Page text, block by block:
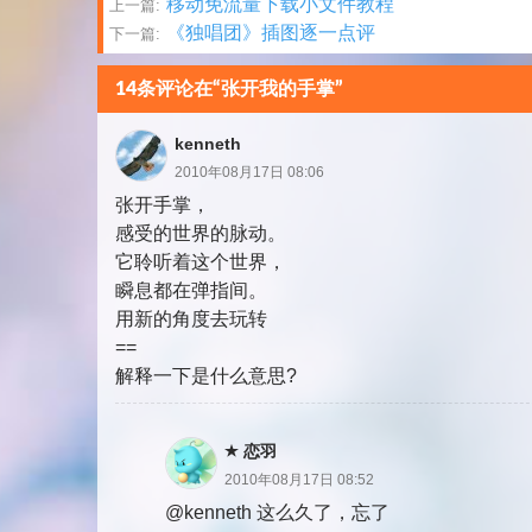
文
章
分
页
上一篇: 移动免流量下载小文件教程
下一篇: 《独唱团》插图逐一点评
14条评论在“张开我的手掌”
kenneth
2010年08月17日 08:06
张开手掌，
感受的世界的脉动。
它聆听着这个世界，
瞬息都在弹指间。
用新的角度去玩转
==
解释一下是什么意思?
恋羽
2010年08月17日 08:52
@kenneth 这么久了，忘了